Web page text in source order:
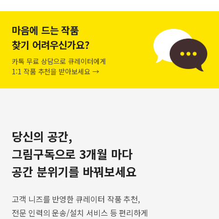
마음에 드는 작품
찾기 어려우신가요?
카톡 무료 상담으로 큐레이터에게
1:1 작품 추천을 받아보세요 →
당신의 공간,
그림구독으로 3개월 마다
공간 분위기를 바꿔보세요
고객 니즈를 반영한 큐레이터 작품 추천,
전문 인력의 운송/설치 서비스 등 편리하게